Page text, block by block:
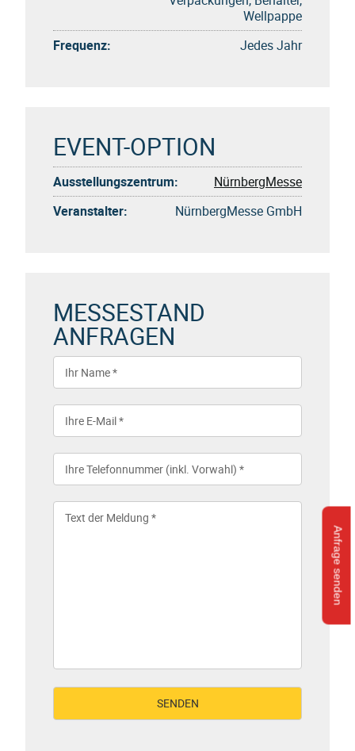
Anfrage senden
Wellpappe
Frequenz:
Jedes Jahr
EVENT-OPTION
Ausstellungszentrum:
NürnbergMesse
Veranstalter:
NürnbergMesse GmbH
MESSESTAND
ANFRAGEN